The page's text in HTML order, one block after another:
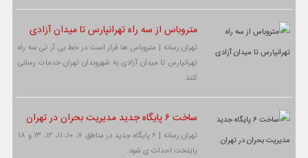
متروباس از سه راه تهرانپارس تا میدان آزادی
تهران رسانه | متروباس ها قرار است در خط بی آر تی سه راه
تهرانپارس تا میدان آزادی به شهروندان تهران خدمات رسانی
کنند.
ساخت ۶ پایگاه جدید مدیریت بحران در تهران
تهران رسانه | ۶ پایگاه جدید در مناطق ۷، ۱۰، ۱۱، ۱۲، ۱۳ و ۱۸
پایتخت احداث ی شود.